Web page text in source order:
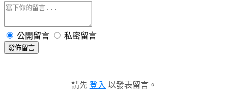
公開留言 私密留言
發佈留言
請先 登入 以發表留言。